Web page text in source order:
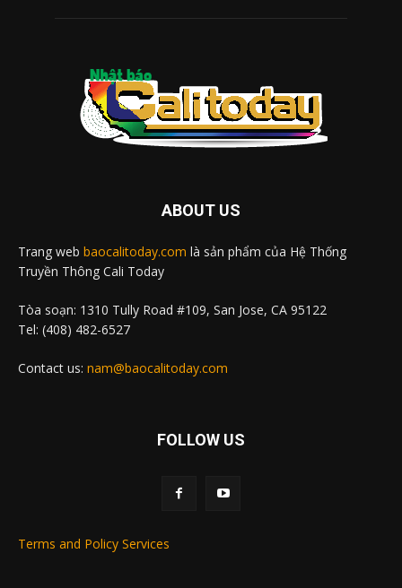
ABOUT US
Trang web baocalitoday.com là sản phẩm của Hệ Thống
Truyền Thông Cali Today
Tòa soạn: 1310 Tully Road #109, San Jose, CA 95122
Tel: (408) 482-6527
Contact us: nam@baocalitoday.com
FOLLOW US
Terms and Policy Services